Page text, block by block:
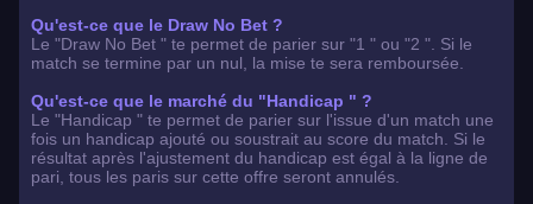
Qu'est-ce que le Draw No Bet ?
Le "Draw No Bet " te permet de parier sur "1 " ou "2 ". Si le
match se termine par un nul, la mise te sera remboursée.
Qu'est-ce que le marché du "Handicap " ?
Le "Handicap " te permet de parier sur l'issue d'un match une
fois un handicap ajouté ou soustrait au score du match. Si le
résultat après l'ajustement du handicap est égal à la ligne de
pari, tous les paris sur cette offre seront annulés.